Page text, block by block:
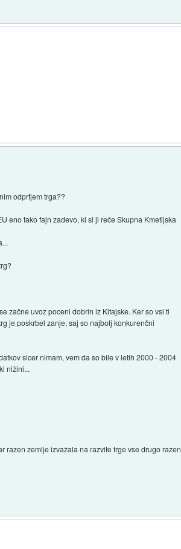
odprtjem trga??
eno tako fajn zadevo, ki si ji reče Skupna Kmetijska
začne uvoz poceni dobrin iz Kitajske. Ker so vsi ti
je poskrbel zanje, saj so najbolj konkurenčni
sicer nimam, vem da so bile v letih 2000 - 2004
nižini...
razen zemlje izvažala na razvite trge vse drugo razen